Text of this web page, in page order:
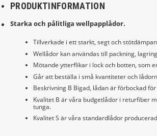
PRODUKTINFORMATION
Starka och pålitliga wellpapplådor.
Tillverkade i ett starkt, segt och
Wellådor kan användas till packning,
Mötande ytterflikar i lock och botten, som
Går att beställa i små kvantiteter och
Beskrivning B Bigad, lådan är förbockad
Kvalitet B är våra budgetlådor i returfiber
tunga.
Kvalitet S är våra standardlådor